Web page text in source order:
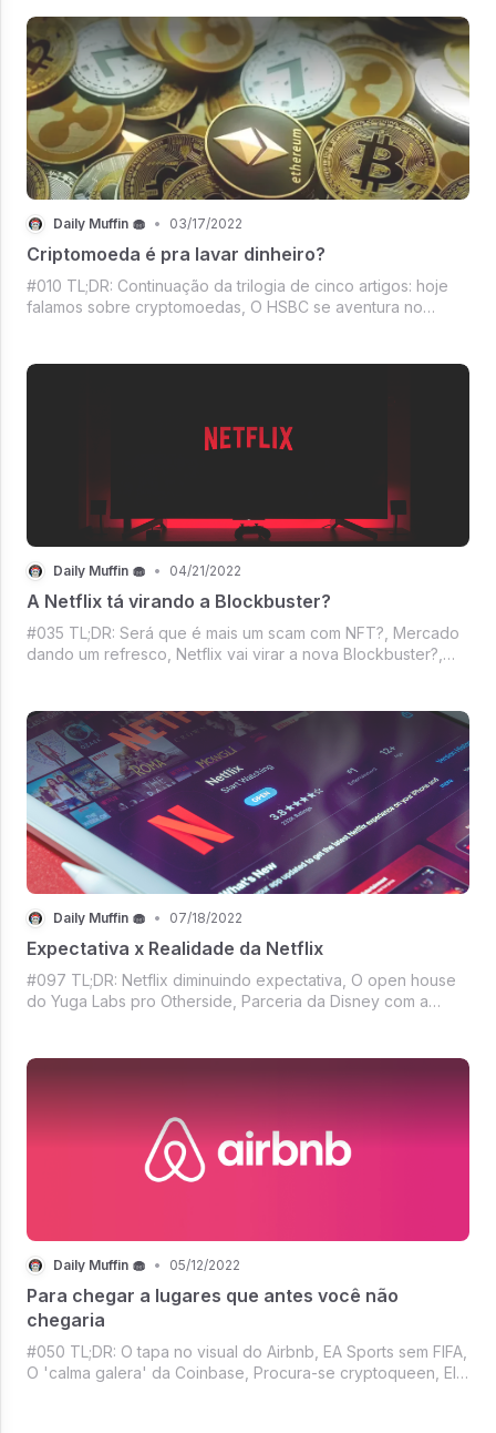
no lançamento da Sony
Daily Muffin 🧁 • 03/17/2022
Criptomoeda é pra lavar dinheiro?
#010 TL;DR: Continuação da trilogia de cinco artigos: hoje
falamos sobre cryptomoedas, O HSBC se aventura no
Webflow.
Daily Muffin 🧁 • 04/21/2022
A Netflix tá virando a Blockbuster?
#035 TL;DR: Será que é mais um scam com NFT?, Mercado
dando um refresco, Netflix vai virar a nova Blockbuster?,
Daily Muffin 🧁 • 07/18/2022
Expectativa x Realidade da Netflix
#097 TL;DR: Netflix diminuindo expectativa, O open house
do Yuga Labs pro Otherside, Parceria da Disney com a
Mercado Crypto tá dando bom e muito m
Daily Muffin 🧁 • 05/12/2022
Para chegar a lugares que antes você não
chegaria
#050 TL;DR: O tapa no visual do Airbnb, EA Sports sem FIFA,
O 'calma galera' da Coinbase, Procura-se cryptoqueen, El